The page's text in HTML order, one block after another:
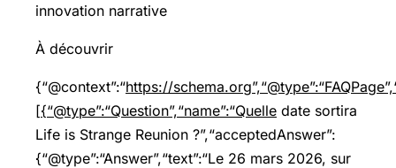
innovation narrative
À découvrir
{“@context”:“https://
[{“@type”:“Question”,“name”:“Quelle date sortira
Life is Strange Reunion ?”,“acceptedAnswer”:
{“@type”:“Answer”,“text”:“Le 26 mars 2026, sur